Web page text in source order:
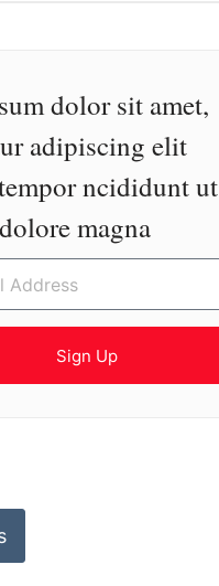
dolor sit amet,
adipiscing elit
ncididunt ut
magna
Sign Up